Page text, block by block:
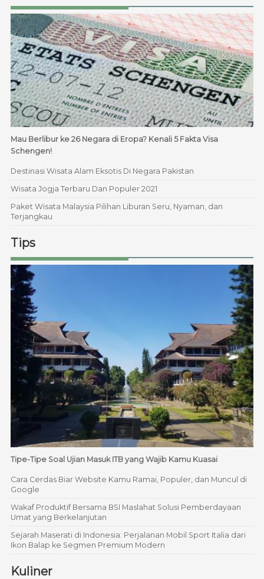
Mau Berlibur ke 26 Negara di Eropa? Kenali 5 Fakta Visa
Schengen!
Destinasi Wisata Alam Eksotis Di Negara Pakistan
Wisata Jogja Terbaru Dan Populer 2021
Paket Wisata Malaysia Pilihan Liburan Seru, Nyaman, dan
Terjangkau
Tips
Tipe-Tipe Soal Ujian Masuk ITB yang Wajib Kamu Kuasai
Cara Cerdas Biar Website Kamu Ramai, Populer, dan Muncul di
Google
Wakaf Produktif Bersama BSI Maslahat Solusi Pemberdayaan
Umat yang Berkelanjutan
Sejarah Maserati di Indonesia: Perjalanan Mobil Sport Italia dari
Ikon Balap ke Segmen Premium Modern
Kuliner